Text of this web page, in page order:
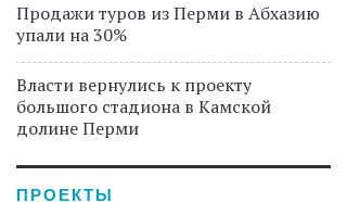
Продажи туров из Перми в Абхазию
упали на 30%
Власти вернулись к проекту
большого стадиона в Камской
долине Перми
ПРОЕКТЫ